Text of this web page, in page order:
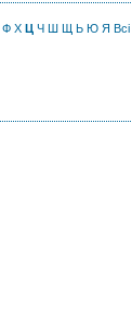
Ф Х Ц Ч Ш Щ Ь Ю Я Всі